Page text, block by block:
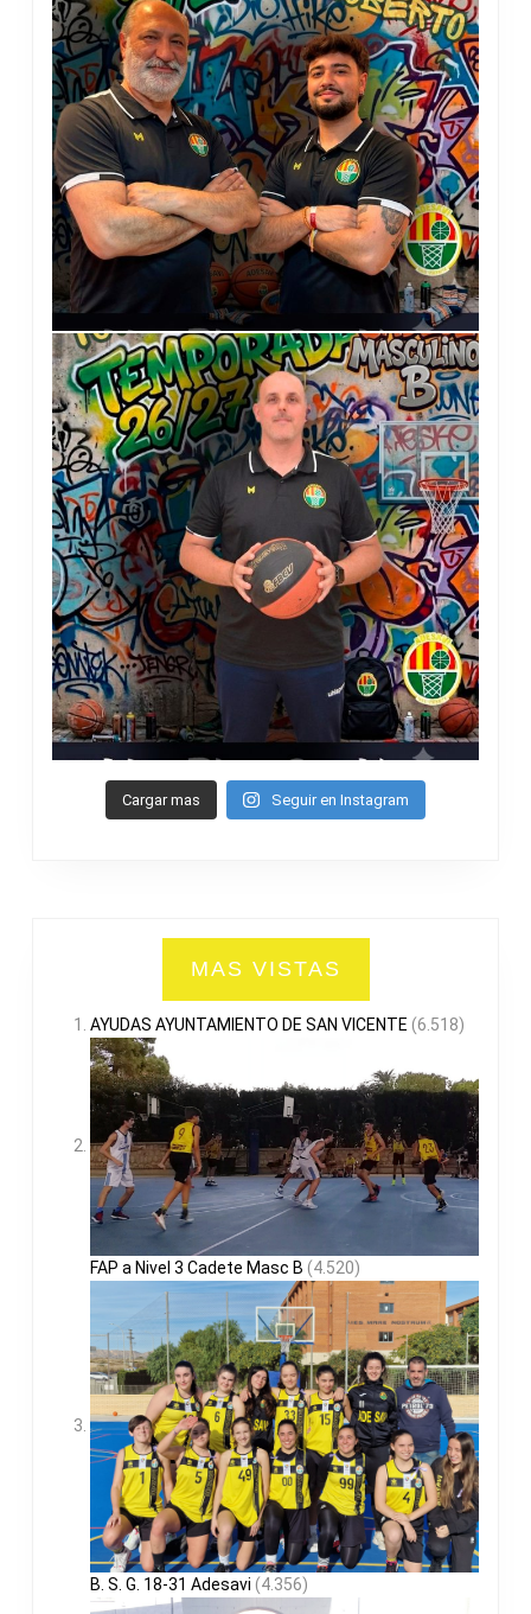
Cargar mas Seguir en Instagram
MAS VISTAS
AYUDAS AYUNTAMIENTO DE SAN VICENTE (6.518)
FAP a Nivel 3 Cadete Masc B (4.520)
B. S. G. 18-31 Adesavi (4.356)